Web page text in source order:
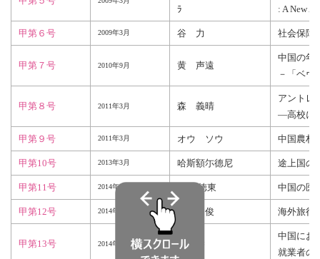
ﾗ
: A New
甲第６号 2009年3月 谷 力 社会保障
甲第７号 2010年9月 黄 声遠
中国の年
－「ベヴ
甲第８号 2011年3月 森 義晴
アントレ
―高校に
甲第９号 2011年3月 オウ ソウ 中国農村
甲第10号 2013年3月 哈斯額尓德尼 途上国の
甲第11号 2014年3月 煤田 徳東 中国の医
甲第12号 2014年3月 金 相俊 海外旅行
甲第13号 2014年9月 斯 琴
中国にお
就業者の